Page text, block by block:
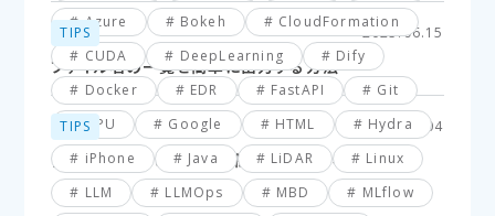
Azure
Bokeh
CloudFormation
CUDA
DeepLearning
Dify
Docker
EDR FastAPI
Git
GPU
Google HTML
Hydra
iPhone
Java LiDAR
Linux
LLM
LLMOps MBD
MLflow
TIPS 2025.06.15
ファイル名の一覧を簡単に出力する方法
TIPS 2025.03.04
【VBA】最終行と最終列を簡単に取得する方法